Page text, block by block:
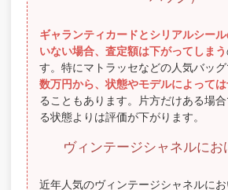
ギャランティカードとシリアルシー
いない場合、査定額は下がってしまう
す。特にマトラッセなどの人気バッ
数万円から、状態やモデルによって
ることもあります。片方だけある場
る状態よりは評価が下がります。
ヴィンテージシャネルにお
近年人気のヴィンテージシャネルに